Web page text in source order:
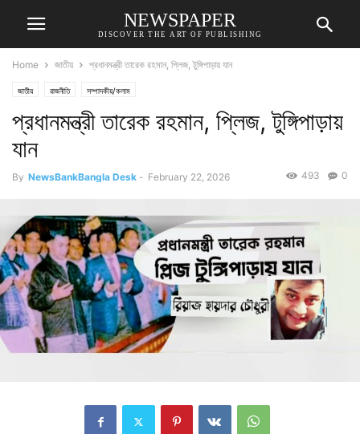
NEWSPAPER
DISCOVER THE ART OF PUBLISHING
Home জাতীয় প্রধানমন্ত্রী তারেক রহমান, প্লিজ, টুঙ্গিপাড়ায় যান
জাতীয় রাজনীতি সম্পাদকীয়/কলাম
প্রধানমন্ত্রী তারেক রহমান, প্লিজ, টুঙ্গিপাড়ায়
যান
By NewsBankBangla Desk - February 22, 2026 0
493